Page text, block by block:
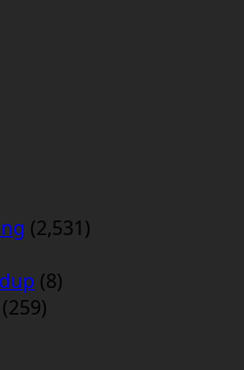
(2,531)
(8)
(259)